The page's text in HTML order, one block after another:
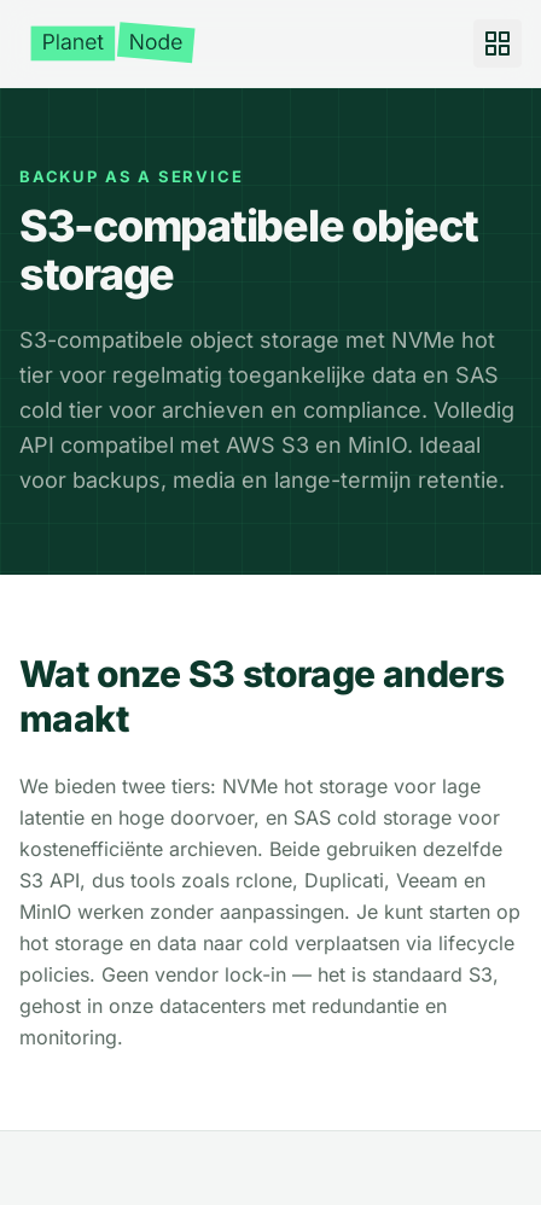
BACKUP AS A SERVICE
S3-compatibele object
storage
S3-compatibele object storage met NVMe hot
tier voor regelmatig toegankelijke data en SAS
cold tier voor archieven en compliance. Volledig
API compatibel met AWS S3 en MinIO. Ideaal
voor backups, media en lange-termijn retentie.
Wat onze S3 storage anders
maakt
We bieden twee tiers: NVMe hot storage voor lage
latentie en hoge doorvoer, en SAS cold storage voor
kostenefficiënte archieven. Beide gebruiken dezelfde
S3 API, dus tools zoals rclone, Duplicati, Veeam en
MinIO werken zonder aanpassingen. Je kunt starten op
hot storage en data naar cold verplaatsen via lifecycle
policies. Geen vendor lock-in — het is standaard S3,
gehost in onze datacenters met redundantie en
monitoring.